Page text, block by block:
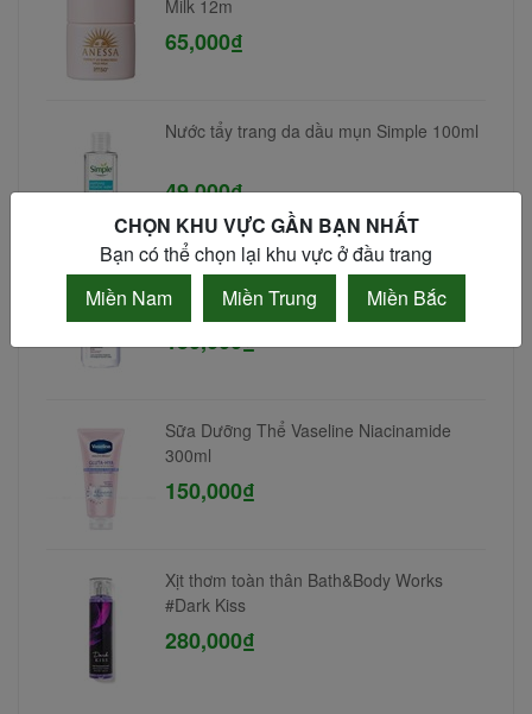
Milk 12m
65,000₫
Nước tẩy trang da dầu mụn Simple 100ml
49,000₫
Nước Tẩy Trang Bioderma Cho Da Nhạy
Cảm 100ml
150,000₫
Sữa Dưỡng Thể Vaseline Niacinamide
300ml
150,000₫
Xịt thơm toàn thân Bath&Body Works
#Dark Kiss
280,000₫
CHỌN KHU VỰC GẦN BẠN NHẤT
Bạn có thể chọn lại khu vực ở đầu trang
Miền Nam
Miền Trung Miền Bắc